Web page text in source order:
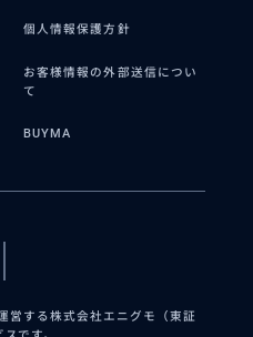
個人情報保護方針
お客様情報の外部送信につい
て
BUYMA
営する株式会社エニグモ（東証